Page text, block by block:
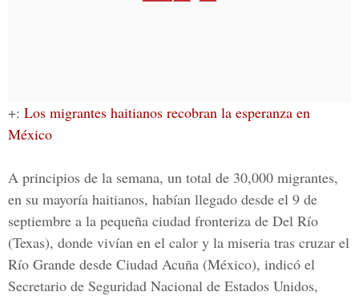
+: Los migrantes haitianos recobran la esperanza en
México
A principios de la semana, un total de 30,000 migrantes,
en su mayoría haitianos, habían llegado desde el 9 de
septiembre a la pequeña ciudad fronteriza de Del Río
(Texas), donde vivían en el calor y la miseria tras cruzar el
Río Grande desde Ciudad Acuña (México), indicó el
Secretario de Seguridad Nacional de Estados Unidos,